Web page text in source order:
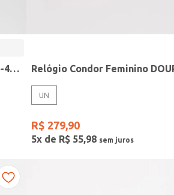
Relógio Casio analógico MW-240-4BVDF-SC Relógio Condor Feminino
UN
R$ 279,90
5x de R$ 55,98